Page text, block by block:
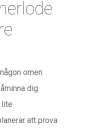
omen
dig
lite
att prova